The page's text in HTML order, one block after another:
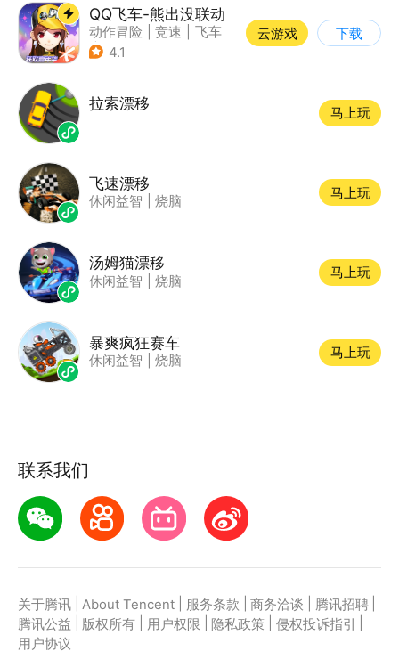
QQ飞车-熊出没联动
动作冒险 竞速
飞车
| 漂移
4.1
云游戏 下载
拉索漂移
马上玩
飞速漂移
休闲益智 烧脑
马上玩
汤姆猫漂移
休闲益智 烧脑
马上玩
暴爽疯狂赛车
休闲益智 烧脑
马上玩
联系我们
关于腾讯 About Tencent 服务条款 商务洽谈 腾讯招聘
腾讯公益
版权所有 用户权限 隐私政策 侵权投诉指引
用户协议